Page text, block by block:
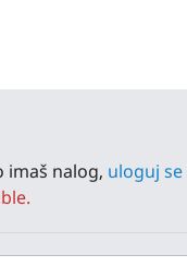
imaš nalog, uloguj se